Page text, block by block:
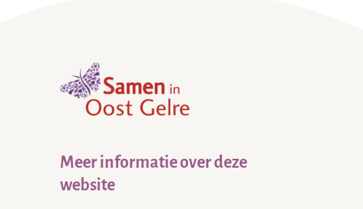
Meer informatie over deze
website